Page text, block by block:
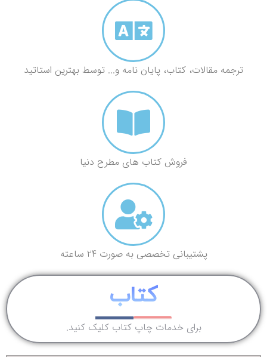
ترجمه مقالات، کتاب، پایان نامه و... توسط بهترین استاتید
فروش کتاب های مطرح دنیا
پشتیبانی تخصصی به صورت 24 ساعته
کتاب
برای خدمات چاپ کتاب کلیک کنید.